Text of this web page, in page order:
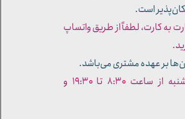
است.
به کارت، لطفاً از طریق واتساپ
بر عهده مشتری می‌باشد.
- ساعات کاری فروشگاه: شنبه تا چهارشنبه از ساعت ۸:۳۰ تا ۱۹:۳۰ و